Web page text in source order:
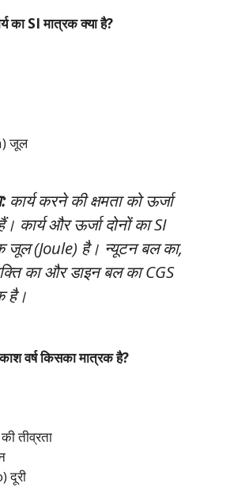
का SI मात्रक क्या है?
जूल
कार्य करने की क्षमता को ऊर्जा
कार्य और ऊर्जा दोनों का SI
जूल (Joule) है। न्यूटन बल का,
का और डाइन बल का CGS
है।
वर्ष किसका मात्रक है?
तीव्रता
दूरी